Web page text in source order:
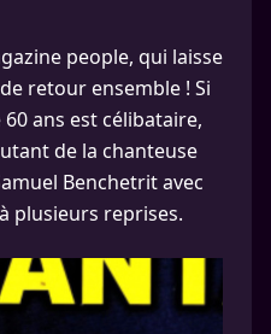
people, qui laisse
retour ensemble ! Si
ans est célibataire,
de la chanteuse
Benchetrit avec
plusieurs reprises.